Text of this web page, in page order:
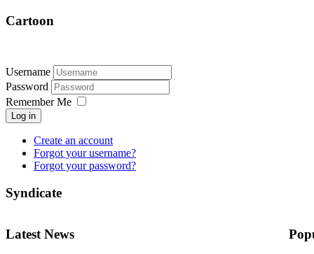
Cartoon
Username
Password
Remember Me
Log in
Create an account
Forgot your username?
Forgot your password?
Syndicate
Latest News